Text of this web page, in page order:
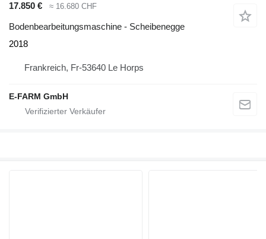
17.850 €
≈ 16.680 CHF
Bodenbearbeitungsmaschine - Scheibenegge
2018
Frankreich, Fr-53640 Le Horps
E-FARM GmbH